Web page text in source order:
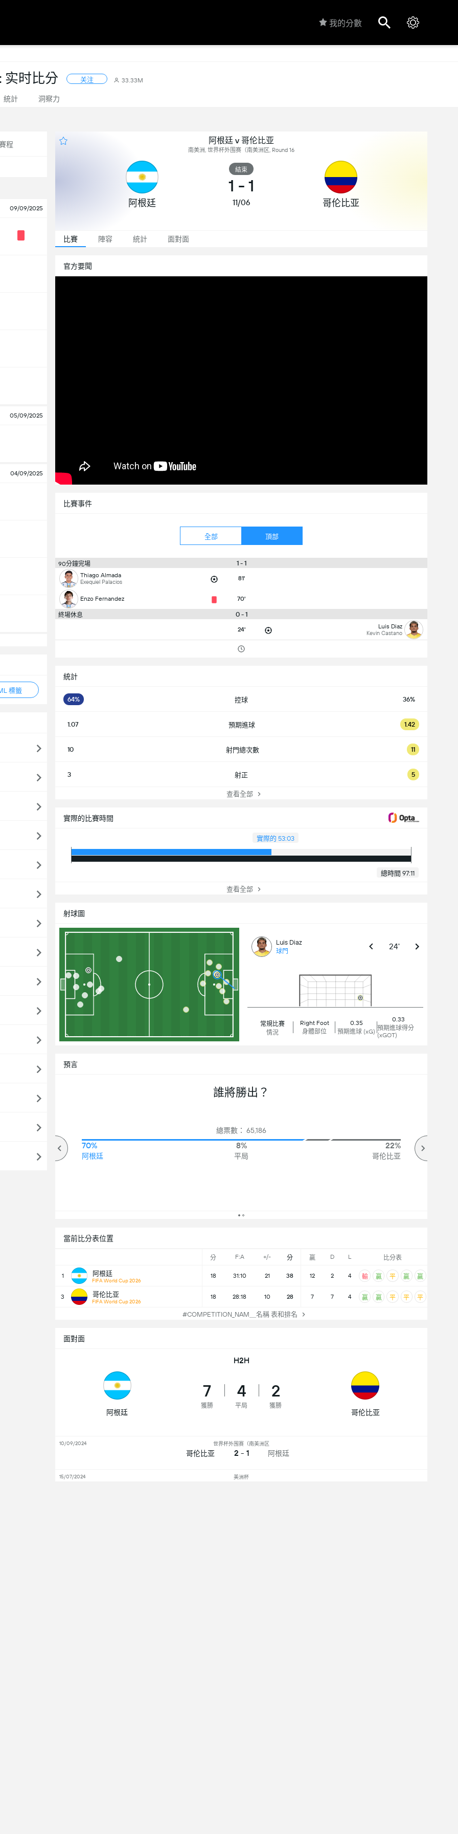
我的分數
实时比分 关注 33.33M
統計 洞察力
程
09/09/2025
05/09/2025
04/09/2025
標籤
阿根廷 v 哥伦比亚
南美洲, 世界杯外围赛（南美洲区, Round 16
阿根廷
結束
1 - 1
11/06 哥伦比亚
比賽 陣容 統計 面對面
官方要聞
比賽事件
全部 頂部
90分鐘完場 1 - 1
Thiago Almada
Exequiel Palacios 81'
Enzo Fernandez 70'
終場休息 0 - 1
24' Luis Diaz
Kevin Castano
統計
64% 控球 36%
1.07 預期進球 1.42
10 射門總次數 11
3 射正 5
查看全部
實際的比賽時間
實際的 53:03
總時間 97:11
查看全部
射球圖
Luis Diaz
球門 24'
常規比賽
情況
Right Foot
身體部位
0.35
預期進球 (xG)
0.33
預期進球得分
(xGOT)
當前比分表位置
分 F:A +/- 分 贏 D L 比分表
1 阿根廷
FIFA World Cup 2026
18 31:10 21 38 12 2 4 輸 贏 平 贏 贏
3 哥伦比亚
FIFA World Cup 2026
18 28:18 10 28 7 7 4 贏 贏 平 平 平
#COMPETITION_NAM＿名稱 表和排名
預言
誰將勝出？
總票數： 65,186
70%
阿根廷
8%
平局
22%
哥伦比亚
面對面
H2H
阿根廷
7
獲勝
4
平局
2
獲勝
哥伦比亚
哥伦比亚
世界杯外围赛（南美洲区
2 - 1 阿根廷
10/09/2024
美洲杯
15/07/2024